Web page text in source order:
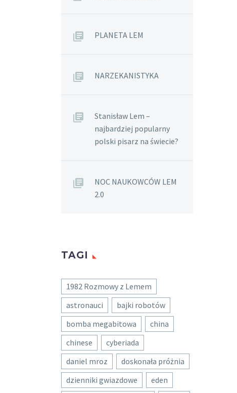
PLANETA LEM
NARZEKANISTYKA
Stanisław Lem –
najbardziej popularny
polski pisarz na świecie?
NOC NAUKOWCÓW LEM
2.0
TAGI
1982 Rozmowy z Lemem
astronauci
bajki robotów
bomba megabitowa
china
chinese
cyberiada
daniel mroz
doskonała próżnia
dzienniki gwiazdowe
eden